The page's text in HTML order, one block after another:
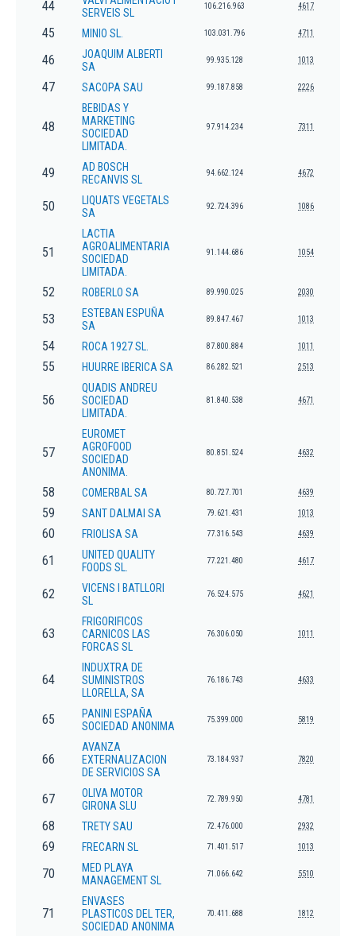
44
SERVEIS SL
106.216.963 4617
45 MINIO SL. 103.031.796 4711
46
JOAQUIM ALBERTI
SA
99.935.128 1013
47 SACOPA SAU 99.187.858 2226
48
BEBIDAS Y
MARKETING
SOCIEDAD
LIMITADA.
97.914.234 7311
49
AD BOSCH
RECANVIS SL
94.662.124 4672
50
LIQUATS VEGETALS
SA
92.724.396 1086
51
LACTIA
AGROALIMENTARIA
SOCIEDAD
LIMITADA.
91.144.686 1054
52 ROBERLO SA 89.990.025 2030
53
ESTEBAN ESPUÑA
SA
89.847.467 1013
54 ROCA 1927 SL. 87.800.884 1011
55 HUURRE IBERICA SA 86.282.521 2513
56
QUADIS ANDREU
SOCIEDAD
LIMITADA.
81.840.538 4671
57
EUROMET
AGROFOOD
SOCIEDAD
ANONIMA.
80.851.524 4632
58 COMERBAL SA 80.727.701 4639
59 SANT DALMAI SA 79.621.431 1013
60 FRIOLISA SA 77.316.543 4639
61
UNITED QUALITY
FOODS SL.
77.221.480 4617
62
VICENS I BATLLORI
SL
76.524.575 4621
63
FRIGORIFICOS
CARNICOS LAS
FORCAS SL
76.306.050 1011
64
INDUXTRA DE
SUMINISTROS
LLORELLA, SA
76.186.743 4633
65
PANINI ESPAÑA
SOCIEDAD ANONIMA
75.399.000 5819
66
AVANZA
EXTERNALIZACION
DE SERVICIOS SA
73.184.937 7820
67
OLIVA MOTOR
GIRONA SLU
72.789.950 4781
68 TRETY SAU 72.476.000 2932
69 FRECARN SL 71.401.517 1013
70
MED PLAYA
MANAGEMENT SL
71.066.642 5510
71
ENVASES
PLASTICOS DEL TER,
SOCIEDAD ANONIMA
70.411.688 1812